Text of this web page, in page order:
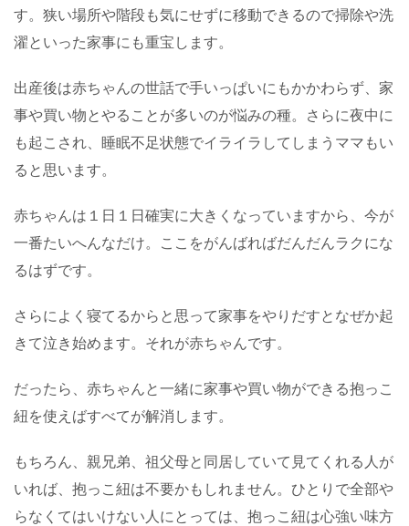
す。狭い場所や階段も気にせずに移動できるので掃除や洗
濯といった家事にも重宝します。
出産後は赤ちゃんの世話で手いっぱいにもかかわらず、家
事や買い物とやることが多いのが悩みの種。さらに夜中に
も起こされ、睡眠不足状態でイライラしてしまうママもい
ると思います。
赤ちゃんは１日１日確実に大きくなっていますから、今が
一番たいへんなだけ。ここをがんばればだんだんラクにな
るはずです。
さらによく寝てるからと思って家事をやりだすとなぜか起
きて泣き始めます。それが赤ちゃんです。
だったら、赤ちゃんと一緒に家事や買い物ができる抱っこ
紐を使えばすべてが解消します。
もちろん、親兄弟、祖父母と同居していて見てくれる人が
いれば、抱っこ紐は不要かもしれません。ひとりで全部や
らなくてはいけない人にとっては、抱っこ紐は心強い味方